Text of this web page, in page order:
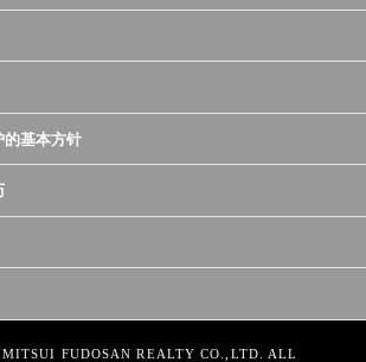
的基本方针
FUDOSAN REALTY CO.,LTD. ALL